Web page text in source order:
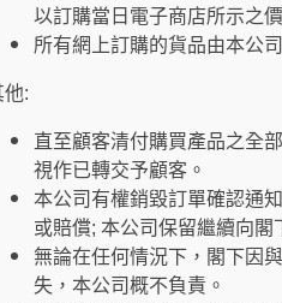
以訂購當日電子商店所示之
所有網上訂購的貨品由本公
他:
直至顧客清付購買產品之全
視作已轉交予顧客。
本公司有權銷毀訂單確認通
或賠償; 本公司保留繼續向閣
無論在任何情況下，閣下因
失，本公司概不負責。